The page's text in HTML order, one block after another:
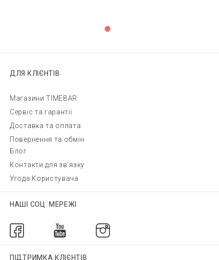
ДЛЯ КЛІЄНТІВ
Магазини TIMEBAR
Сервіс та гарантії
Доставка та оплата
Повернення та обмін
Блог
Контакти для зв'язку
Угода Користувача
НАШІ СОЦ. МЕРЕЖІ
ПІДТРИМКА КЛІЄНТІВ